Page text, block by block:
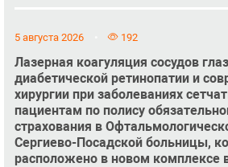
5 августа 2026 192
Лазерная коагуляция сосудов
диабетической ретинопатии и
хирургии при заболеваниях
пациентам по полису
страхования в
Сергиево-Посадской больницы,
расположено в новом комплексе